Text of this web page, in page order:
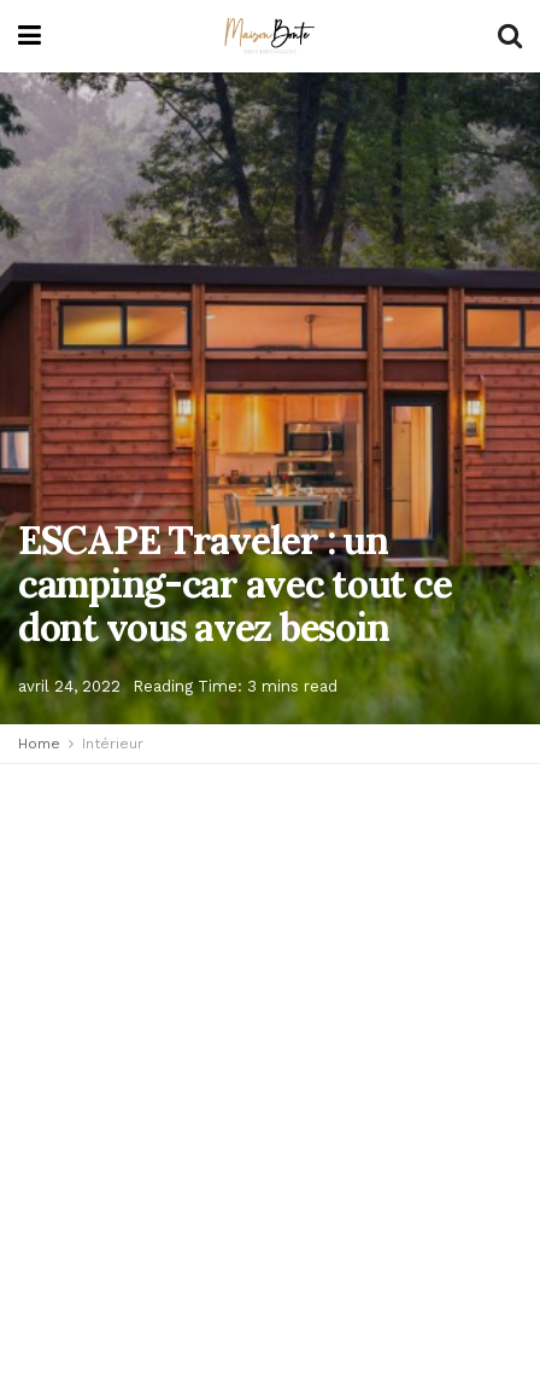
ESCAPE Traveler : un
camping-car avec tout ce
dont vous avez besoin
avril 24, 2022 Reading Time: 3 mins read
Home Intérieur